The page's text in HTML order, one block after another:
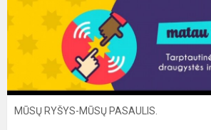
MŪSŲ RYŠYS-MŪSŲ PASAULIS.